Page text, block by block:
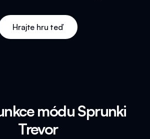
Hrajte hru teď
módu Sprunki
Trevor